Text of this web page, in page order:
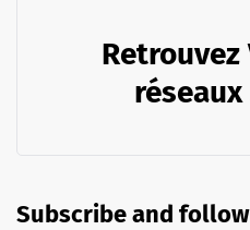
Retrouvez
Subscribe and follow